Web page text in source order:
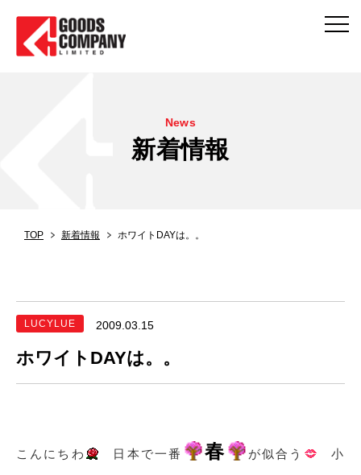
News
新着情報
TOP 新着情報 ホワイトDAYは。。
LUCYLUE 2009.03.15
ホワイトDAYは。。
こんにちわ 日本で一番 春 が似合う 小